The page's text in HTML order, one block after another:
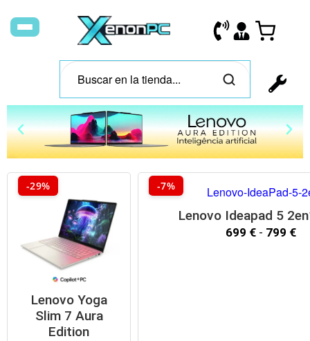
i
-29%
Lenovo Yoga
Slim 7 Aura
Edition
-7%
Lenovo Ideapad 5
699 € - 799 €